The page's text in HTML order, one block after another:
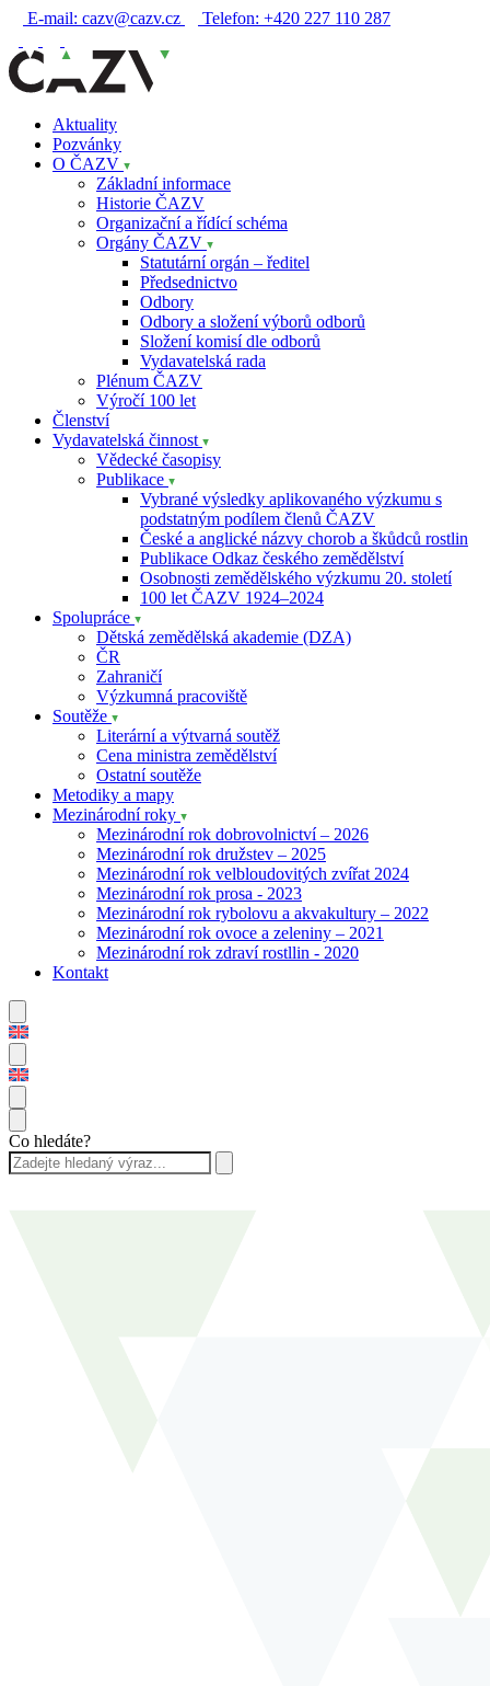
E-mail: cazv@cazv.cz Telefon: +420 227 110 287
Aktuality
Pozvánky
O ČAZV
Základní informace
Historie ČAZV
Organizační a řídící schéma
Orgány ČAZV
Statutární orgán – ředitel
Předsednictvo
Odbory
Odbory a složení výborů odborů
Složení komisí dle odborů
Vydavatelská rada
Plénum ČAZV
Výročí 100 let
Členství
Vydavatelská činnost
Vědecké časopisy
Publikace
Vybrané výsledky aplikovaného výzkumu s
podstatným podílem členů ČAZV
České a anglické názvy chorob a škůdců rostlin
Publikace Odkaz českého zemědělství
Osobnosti zemědělského výzkumu 20. století
100 let ČAZV 1924–2024
Spolupráce
Dětská zemědělská akademie (DZA)
ČR
Zahraničí
Výzkumná pracoviště
Soutěže
Literární a výtvarná soutěž
Cena ministra zemědělství
Ostatní soutěže
Metodiky a mapy
Mezinárodní roky
Mezinárodní rok dobrovolnictví – 2026
Mezinárodní rok družstev – 2025
Mezinárodní rok velbloudovitých zvířat 2024
Mezinárodní rok prosa - 2023
Mezinárodní rok rybolovu a akvakultury – 2022
Mezinárodní rok ovoce a zeleniny – 2021
Mezinárodní rok zdraví rostllin - 2020
Kontakt
Co hledáte?